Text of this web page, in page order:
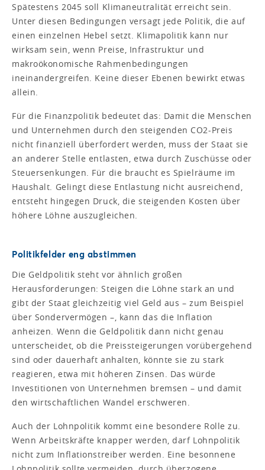
Spätestens 2045 soll Klimaneutralität erreicht sein.
Unter diesen Bedingungen versagt jede Politik, die auf
einen einzelnen Hebel setzt. Klimapolitik kann nur
wirksam sein, wenn Preise, Infrastruktur und
makroökonomische Rahmenbedingungen
ineinandergreifen. Keine dieser Ebenen bewirkt etwas
allein.
Für die Finanzpolitik bedeutet das: Damit die Menschen
und Unternehmen durch den steigenden CO2-Preis
nicht finanziell überfordert werden, muss der Staat sie
an anderer Stelle entlasten, etwa durch Zuschüsse oder
Steuersenkungen. Für die braucht es Spielräume im
Haushalt. Gelingt diese Entlastung nicht ausreichend,
entsteht hingegen Druck, die steigenden Kosten über
höhere Löhne auszugleichen.
Politikfelder eng abstimmen
Die Geldpolitik steht vor ähnlich großen
Herausforderungen: Steigen die Löhne stark an und
gibt der Staat gleichzeitig viel Geld aus – zum Beispiel
über Sondervermögen –, kann das die Inflation
anheizen. Wenn die Geldpolitik dann nicht genau
unterscheidet, ob die Preissteigerungen vorübergehend
sind oder dauerhaft anhalten, könnte sie zu stark
reagieren, etwa mit höheren Zinsen. Das würde
Investitionen von Unternehmen bremsen – und damit
den wirtschaftlichen Wandel erschweren.
Auch der Lohnpolitik kommt eine besondere Rolle zu.
Wenn Arbeitskräfte knapper werden, darf Lohnpolitik
nicht zum Inflationstreiber werden. Eine besonnene